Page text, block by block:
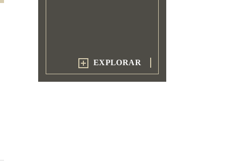
EXPLORAR